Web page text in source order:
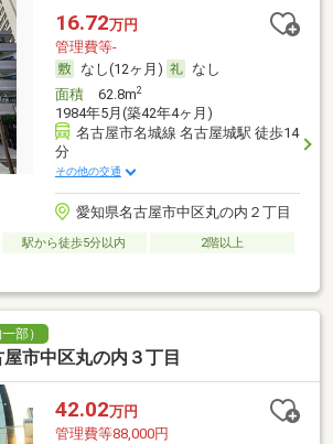
16.72万円
管理費等-
なし(12ヶ月)
なし
面積62.8m2
1984年5月(築42年4ヶ月)
名古屋市名城線 名古屋城駅 徒歩14
分
その他の交通
愛知県名古屋市中区丸の内２丁目
駅から徒歩5分以内
2階以上
部）
市中区丸の内３丁目
42.02万円
管理費等88,000円